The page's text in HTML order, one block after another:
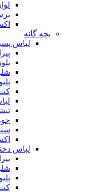
بچه گانه
لباس
لباس